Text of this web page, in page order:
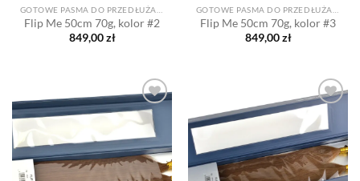
Flip Me 50cm 70g, kolor #2
849,00zł
Flip Me 50cm 70g, kolor #3
849,00zł
Dodaj
do listy
życzeń
Dodaj
do listy
życzeń